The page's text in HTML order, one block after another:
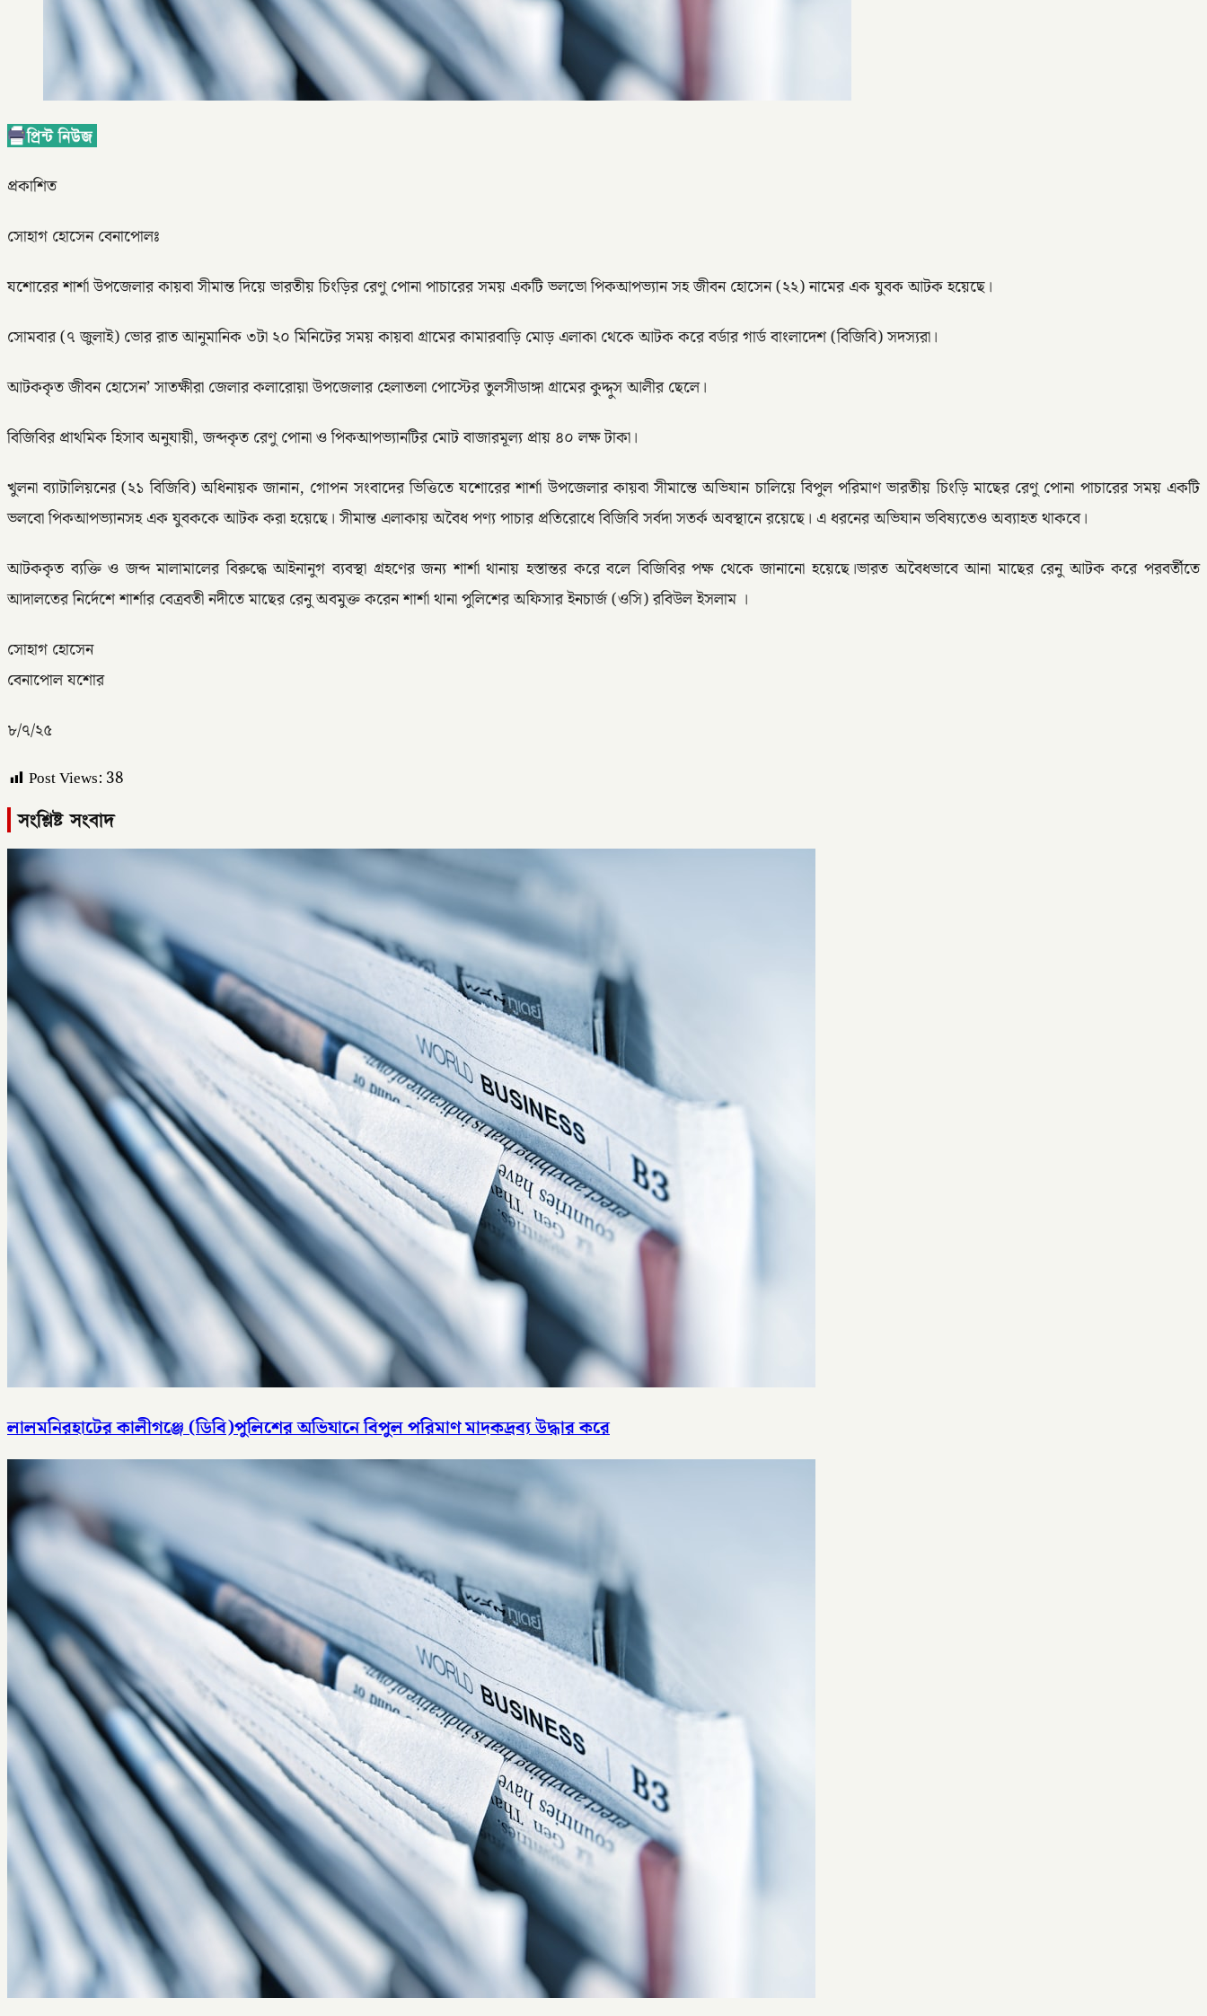
প্রকাশিত
সোহাগ হোসেন বেনাপোলঃ
যশোরের শার্শা উপজেলার কায়বা সীমান্ত দিয়ে ভারতীয় চিংড়ির রেণু পোনা পাচারের সময় একটি ভলভো পিকআপভ্যান সহ জীবন হোসেন (২২) নামের এক যুবক আটক হয়েছে।
সোমবার (৭ জুলাই) ভোর রাত আনুমানিক ৩টা ২০ মিনিটের সময় কায়বা গ্রামের কামারবাড়ি মোড় এলাকা থেকে আটক করে বর্ডার গার্ড বাংলাদেশ (বিজিবি) সদস্যরা।
আটককৃত জীবন হোসেন’ সাতক্ষীরা জেলার কলারোয়া উপজেলার হেলাতলা পোস্টের তুলসীডাঙ্গা গ্রামের কুদ্দুস আলীর ছেলে।
বিজিবির প্রাথমিক হিসাব অনুযায়ী, জব্দকৃত রেণু পোনা ও পিকআপভ্যানটির মোট বাজারমূল্য প্রায় ৪০ লক্ষ টাকা।
খুলনা ব্যাটালিয়নের (২১ বিজিবি) অধিনায়ক জানান, গোপন সংবাদের ভিত্তিতে যশোরের শার্শা উপজেলার কায়বা সীমান্তে অভিযান চালিয়ে বিপুল পরিমাণ ভারতীয় চিংড়ি মাছের রেণু পোনা পাচারের সময় একটি
ভলবো পিকআপভ্যানসহ এক যুবককে আটক করা হয়েছে। সীমান্ত এলাকায় অবৈধ পণ্য পাচার প্রতিরোধে বিজিবি সর্বদা সতর্ক অবস্থানে রয়েছে। এ ধরনের অভিযান ভবিষ্যতেও অব্যাহত থাকবে।
আটককৃত ব্যক্তি ও জব্দ মালামালের বিরুদ্ধে আইনানুগ ব্যবস্থা গ্রহণের জন্য শার্শা থানায় হস্তান্তর করে বলে বিজিবির পক্ষ থেকে জানানো হয়েছে।ভারত অবৈধভাবে আনা মাছের রেনু আটক করে পরবর্তীতে
আদালতের নির্দেশে শার্শার বেত্রবতী নদীতে মাছের রেনু অবমুক্ত করেন শার্শা থানা পুলিশের অফিসার ইনচার্জ (ওসি) রবিউল ইসলাম ।
সোহাগ হোসেন
বেনাপোল যশোর
৮/৭/২৫
Post Views: 38
সংশ্লিষ্ট সংবাদ
লালমনিরহাটের কালীগঞ্জে (ডিবি)পুলিশের অভিযানে বিপুল পরিমাণ মাদকদ্রব্য উদ্ধার করে